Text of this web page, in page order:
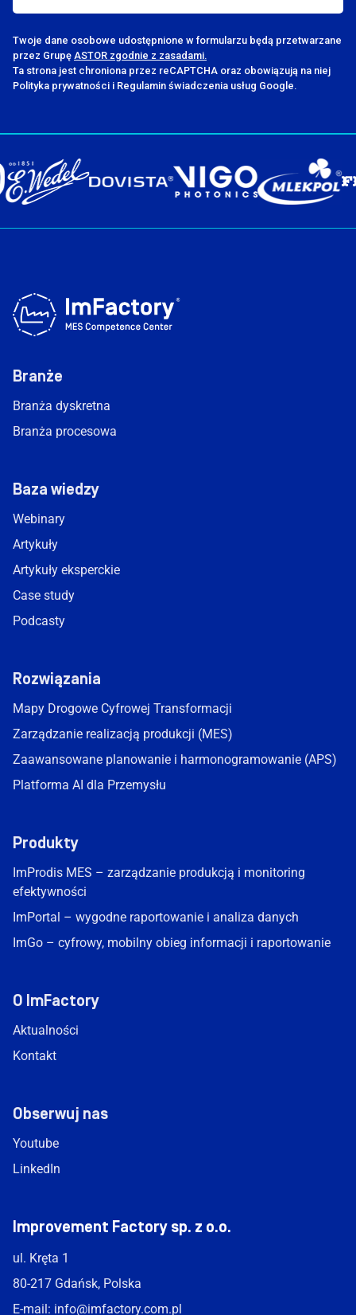
Twoje dane osobowe udostępnione w formularzu będą przetwarzane
przez Grupę ASTOR zgodnie z zasadami.
Ta strona jest chroniona przez reCAPTCHA oraz obowiązują na niej
Polityka prywatności i Regulamin świadczenia usług Google.
Branże
Branża dyskretna
Branża procesowa
Baza wiedzy
Webinary
Artykuły
Artykuły eksperckie
Case study
Podcasty
Rozwiązania
Mapy Drogowe Cyfrowej Transformacji
Zarządzanie realizacją produkcji (MES)
Zaawansowane planowanie i harmonogramowanie (APS)
Platforma AI dla Przemysłu
Produkty
ImProdis MES – zarządzanie produkcją i monitoring
efektywności
ImPortal – wygodne raportowanie i analiza danych
ImGo – cyfrowy, mobilny obieg informacji i raportowanie
O ImFactory
Aktualności
Kontakt
Obserwuj nas
Youtube
LinkedIn
Improvement Factory sp. z o.o.
ul. Kręta 1
80-217 Gdańsk, Polska
E-mail: info@imfactory.com.pl